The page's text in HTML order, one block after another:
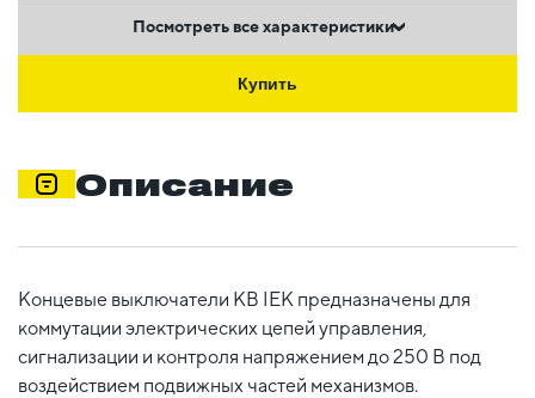
Посмотреть все характеристики
Купить
Описание
Концевые выключатели КВ IEK предназначены для
коммутации электрических цепей управления,
сигнализации и контроля напряжением до 250 В под
воздействием подвижных частей механизмов.